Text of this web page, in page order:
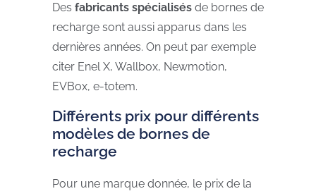
Des fabricants spécialisés de bornes de
recharge sont aussi apparus dans les
dernières années. On peut par exemple
citer Enel X, Wallbox, Newmotion,
EVBox, e-totem.
Différents prix pour différents
modèles de bornes de
recharge
Pour une marque donnée, le prix de la